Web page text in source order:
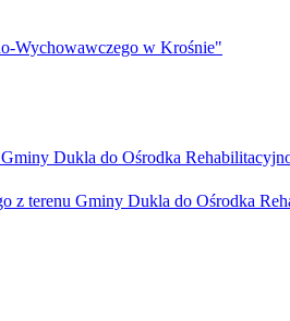
Wychowawczego w Krośnie"
Gminy Dukla do Ośrodka
z terenu Gminy Dukla do Ośrodka